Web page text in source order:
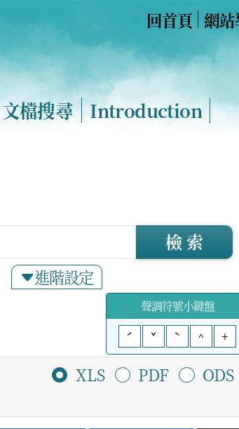
回首頁 網
文檔搜尋 Introduction
進階設定
檢 索
聲調符號小鍵盤
ˊ
ˇ ˋ ^ +
XLS PDF ODS